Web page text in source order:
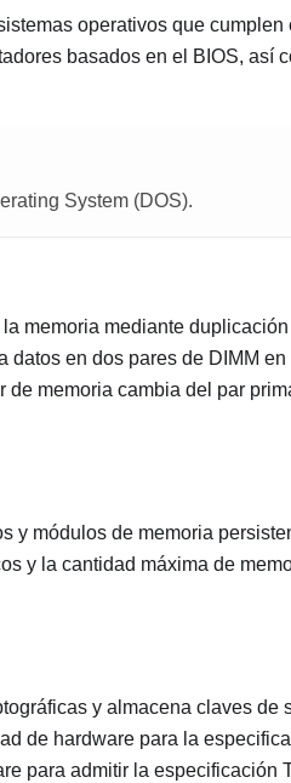
operativos que cumplen
basados en el BIOS, así
System (DOS).
memoria mediante
datos en dos pares de DIMM
memoria cambia del par
y módulos de memoria
y la cantidad máxima de
y almacena claves de
de hardware para la
para admitir la especificación